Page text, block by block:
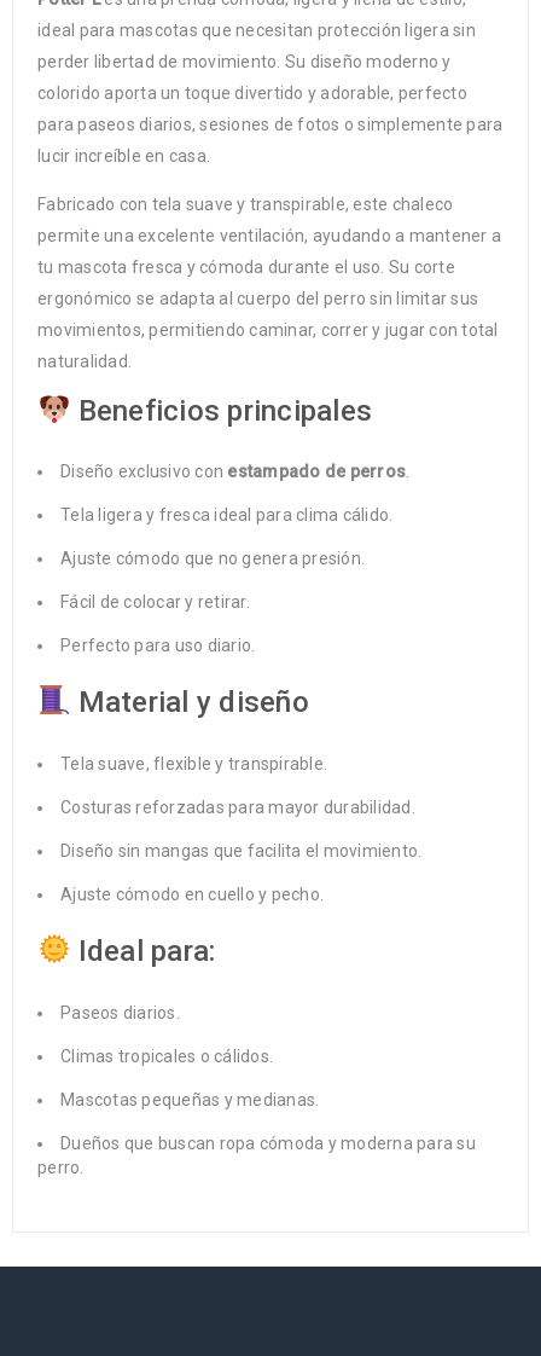
ideal para mascotas que necesitan protección ligera sin
perder libertad de movimiento. Su diseño moderno y
colorido aporta un toque divertido y adorable, perfecto
para paseos diarios, sesiones de fotos o simplemente para
lucir increíble en casa.
Fabricado con tela suave y transpirable, este chaleco
permite una excelente ventilación, ayudando a mantener a
tu mascota fresca y cómoda durante el uso. Su corte
ergonómico se adapta al cuerpo del perro sin limitar sus
movimientos, permitiendo caminar, correr y jugar con total
naturalidad.
Beneficios principales
Diseño exclusivo con estampado de perros.
Tela ligera y fresca ideal para clima cálido.
Ajuste cómodo que no genera presión.
Fácil de colocar y retirar.
Perfecto para uso diario.
Material y diseño
Tela suave, flexible y transpirable.
Costuras reforzadas para mayor durabilidad.
Diseño sin mangas que facilita el movimiento.
Ajuste cómodo en cuello y pecho.
Ideal para:
Paseos diarios.
Climas tropicales o cálidos.
Mascotas pequeñas y medianas.
Dueños que buscan ropa cómoda y moderna para su
perro.